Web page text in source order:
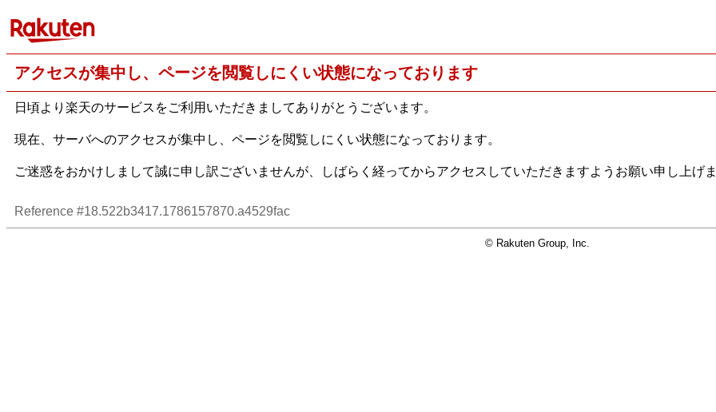
アクセスが集中し、ページを閲覧しにくい状態になっております
日頃より楽天のサービスをご利用いただきましてありがとうございます。
現在、サーバへのアクセスが集中し、ページを閲覧しにくい状態になっております。
ご迷惑をおかけしまして誠に申し訳ございませんが、しばらく経ってからアクセスしていただきますようお願い申し上げ
Reference #18.522b3417.1786157870.a4529fac
© Rakuten Group, Inc.